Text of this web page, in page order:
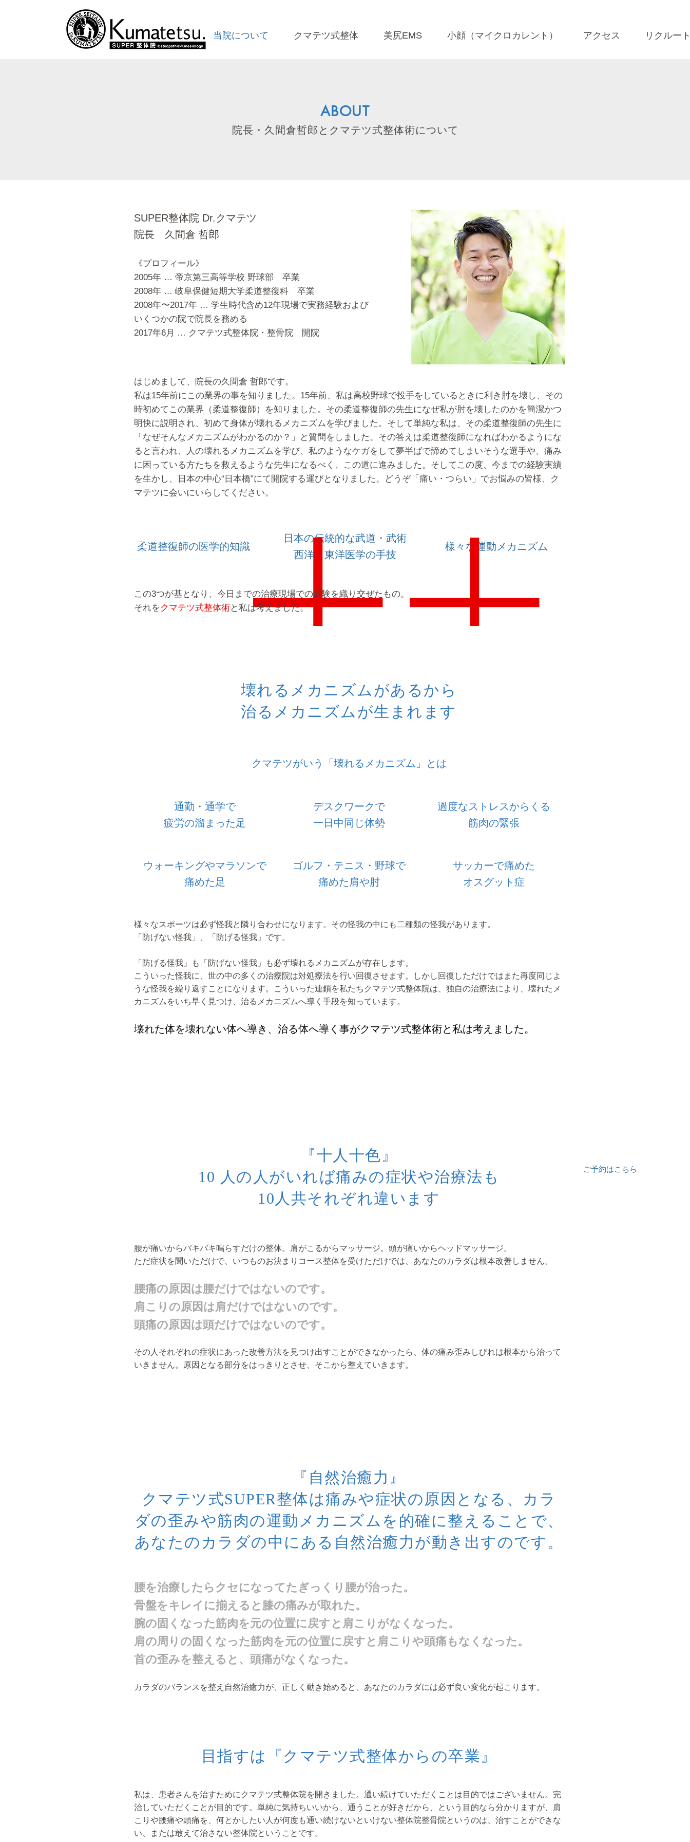
当院について クマテツ式整体 美尻EMS 小顔（マイクロカレント） アクセス リクルー
ご予約はこちら
ABOUT
院長・久間倉哲郎とクマテツ式整体術について
SUPER整体院 Dr.クマテツ
院長 久間倉 哲郎
《プロフィール》
2005年 … 帝京第三高等学校 野球部 卒業
2008年 … 岐阜保健短期大学柔道整復科 卒業
2008年〜2017年 … 学生時代含め12年現場で実務経験および
いくつかの院で院長を務める
2017年6月 … クマテツ式整体院・整骨院 開院
はじめまして、院長の久間倉 哲郎です。
私は15年前にこの業界の事を知りました。15年前、私は高校野球で投手をしているときに利き肘を壊し、その
時初めてこの業界（柔道整復師）を知りました。その柔道整復師の先生になぜ私が肘を壊したのかを簡潔かつ
明快に説明され、初めて身体が壊れるメカニズムを学びました。そして単純な私は、その柔道整復師の先生に
「なぜそんなメカニズムがわかるのか？」と質問をしました。その答えは柔道整復師になればわかるようにな
ると言われ、人の壊れるメカニズムを学び、私のようなケガをして夢半ばで諦めてしまいそうな選手や、痛み
に困っている方たちを救えるような先生になるべく、この道に進みました。 そしてこの度、今までの経験実績
を生かし、日本の中心“日本橋”にて開院する運びとなりました。どうぞ「痛い・つらい」でお悩みの皆様、ク
マテツに会いにいらしてください。
柔道整復師の医学的知識
日本の伝統的な武道・武術
西洋・東洋医学の手技
様々な運動メカニズム
この3つが基となり、今日までの治療現場での経験を織り交ぜたもの。
それをクマテツ式整体術と私は考えました。
壊れるメカニズムがあるから
治るメカニズムが生まれます
クマテツがいう「壊れるメカニズム」とは
通勤・通学で
疲労の溜まった足
デスクワークで
一日中同じ体勢
過度なストレスからくる
筋肉の緊張
ウォーキングやマラソンで
痛めた足
ゴルフ・テニス・野球で
痛めた肩や肘
サッカーで痛めた
オスグット症
様々なスポーツは必ず怪我と隣り合わせになります。その怪我の中にも二種類の怪我があります。
「防げない怪我」、「防げる怪我」です。
「防げる怪我」も「防げない怪我」も必ず壊れるメカニズムが存在します。
こういった怪我に、世の中の多くの治療院は対処療法を行い回復させます。しかし回復しただけではまた再度同じよ
うな怪我を繰り返すことになります。こういった連鎖を私たちクマテツ式整体院は、独自の治療法により、壊れたメ
カニズムをいち早く見つけ、治るメカニズムへ導く手段を知っています。
壊れた体を壊れない体へ導き、治る体へ導く事がクマテツ式整体術と私は考えました。
『十人十色』
10 人の人がいれば痛みの症状や治療法も
10人共それぞれ違います
腰が痛いからバキバキ鳴らすだけの整体。肩がこるからマッサージ。頭が痛いからヘッドマッサージ。
ただ症状を聞いただけで、いつものお決まりコース整体を受けただけでは、あなたのカラダは根本改善しません。
腰痛の原因は腰だけではないのです。
肩こりの原因は肩だけではないのです。
頭痛の原因は頭だけではないのです。
その人それぞれの症状にあった改善方法を見つけ出すことができなかったら、体の痛み歪みしびれは根本から治って
いきません。原因となる部分をはっきりとさせ、そこから整えていきます。
『自然治癒力』
クマテツ式SUPER整体は痛みや症状の原因となる、カラ
ダの歪みや筋肉の運動メカニズムを的確に整えることで、
あなたのカラダの中にある自然治癒力が動き出すのです。
腰を治療したらクセになってたぎっくり腰が治った。
骨盤をキレイに揃えると膝の痛みが取れた。
腕の固くなった筋肉を元の位置に戻すと肩こりがなくなった 。
肩の周りの固くなった筋肉を元の位置に戻すと肩こりや頭痛もなくなった。
首の歪みを整えると、頭痛がなくなった。
カラダのバランスを整え自然治癒力が、正しく動き始めると、あなたのカラダには必ず良い変化が起こります。
目指すは『クマテツ式整体からの卒業』
私は、患者さんを治すためにクマテツ式整体院を開きました。通い続けていただくことは目的ではございません。完
治していただくことが目的です。単純に気持ちいいから、通うことが好きだから、という目的なら分かりますが、肩
こりや腰痛や頭痛を、何とかしたい人が何度も通い続けないといけない整体院整骨院というのは、治すことができな
い、または敢えて治さない整体院ということです。